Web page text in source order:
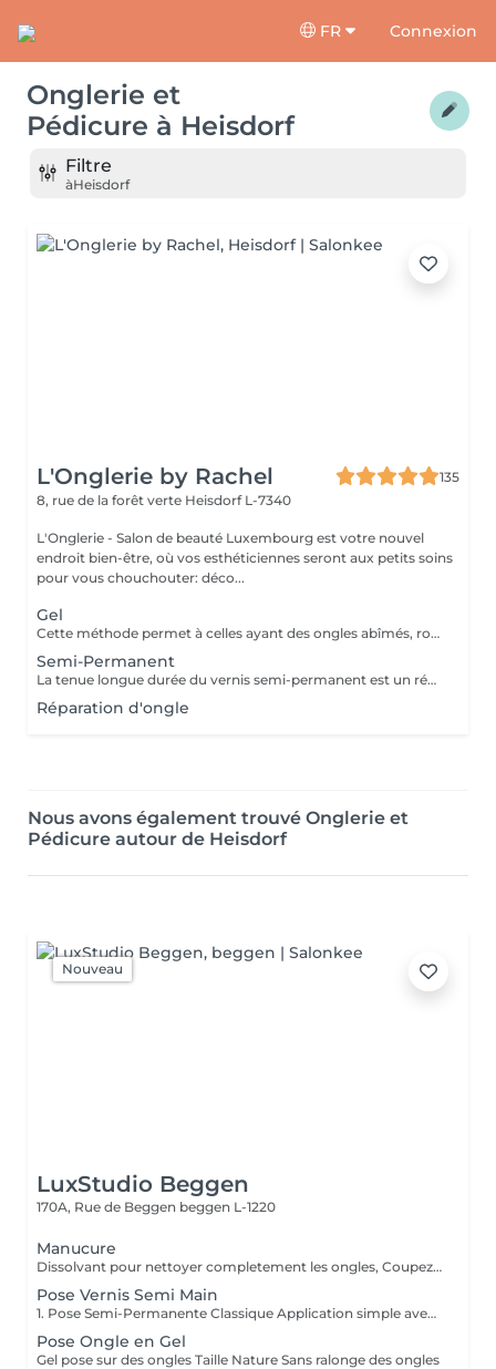
FR Connexion
Onglerie et
Pédicure à Heisdorf
Filtre
àHeisdorf
L'Onglerie by Rachel
135
8, rue de la forêt verte Heisdorf L-7340
L'Onglerie - Salon de beauté Luxembourg est votre nouvel
endroit bien-être, où vos esthéticiennes seront aux petits soins
pour vous chouchouter: déco...
Gel
Cette méthode permet à celles ayant des ongles abîmés, rongés, cassants, de retrouver de très jolies mains. En rallongement ou en simple gainage, le gel apportera solidité à vos ongles, et une couleur longue durée
Semi-Permanent
La tenue longue durée du vernis semi-permanent est un réel avantage. La pose sera effectuée avec soin, en adaptant les produits utilisés. La prestation sera entièrement personnalisée. La tenue peut aller de 2 à 3 semaines, 4 maximum selon le type d'ongle. Fini les retouches manucure tous les 4 jours, c'est une vraie liberté qui s'offre à vous ! Finesse et tenue longue durée ! N'hésitez pas à demander conseil
Réparation d'ongle
Nous avons également trouvé Onglerie et
Pédicure autour de Heisdorf
Nouveau
LuxStudio Beggen
170A, Rue de Beggen beggen L-1220
Manucure
Dissolvant pour nettoyer completement les ongles, Coupez et Modelez les ongles avec une lime, Mouillez les mains quelques minutes pour ramollir les cuticules, Pousses les Cuticules avec batone pour repousser doucement vers l'arrière et coupez les excès, Hydratez les Mains avec crème et les cuticules pour maintenir la peau douce, Appliquez une base transparent pour protéger les ongles. Attendez suffisamment de tempos pour sèche.
Pose Vernis Semi Main
1. Pose Semi-Permanente Classique Application simple avec une fine couche de base. Idéale pour celles qui souhaitent de la couleur, de la brillance et un léger renfort. Tenue moyenne 2 semaines. 2. Pose Semi + Renfort Combinaison d'une base classique avec une couche de renfort. Offre une meilleure résistance que le semi-permanent classique, parfaite pour les ongles naturels. Moyenne Tenue de 2 à 3 semaines. 3. Pose Semi + Fiber Ultra Base classique combinée à un gel enrichi en fibres, idéale pour les ongles fragiles ou nécessitant un renforcement supplémentaire. Tenue Moyenne 3 à 4 semaines.
Pose Ongle en Gel
Gel pose sur des ongles Taille Nature Sans ralonge des ongles